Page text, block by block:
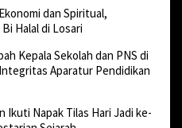
dan Spiritual,
Halal di Losari
Kepala Sekolah dan PNS di
Aparatur Pendidikan
Ikuti Napak Tilas Hari Jadi ke-